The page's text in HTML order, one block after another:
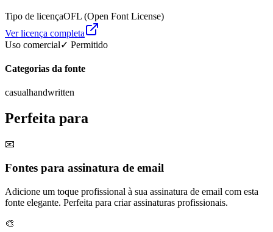
Tipo de licençaOFL (Open Font License)
Ver licença completa
Uso comercial✓ Permitido
Categorias da fonte
casualhandwritten
Perfeita para
📧
Fontes para assinatura de email
Adicione um toque profissional à sua assinatura de email com esta
fonte elegante. Perfeita para criar assinaturas profissionais.
🎨